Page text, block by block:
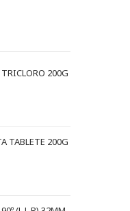
200G
TABLETE 200G